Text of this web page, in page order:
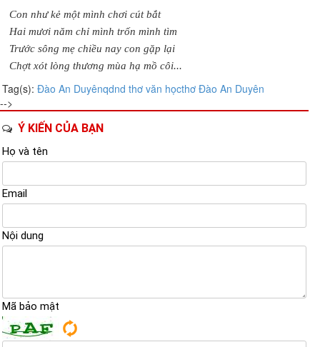
Con như kẻ một mình chơi cút bắt
Hai mươi năm chỉ mình trốn mình tìm
Trước sông mẹ chiều nay con gặp lại
Chợt xót lòng thương mùa hạ mồ côi...
Tag(s): Đào An Duyênqdnd thơ văn họcthơ Đào An Duyên
-->
Ý KIẾN CỦA BẠN
Họ và tên
Email
Nội dung
Mã bảo mật